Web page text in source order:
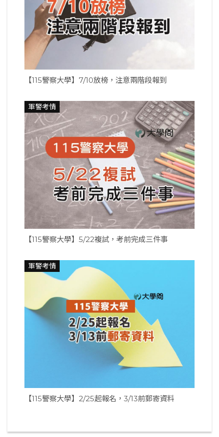
【115警察大學】7/10放榜，注意兩階段報到
軍警考情
【115警察大學】5/22複試，考前完成三件事
軍警考情
【115警察大學】2/25起報名，3/13前郵寄資料